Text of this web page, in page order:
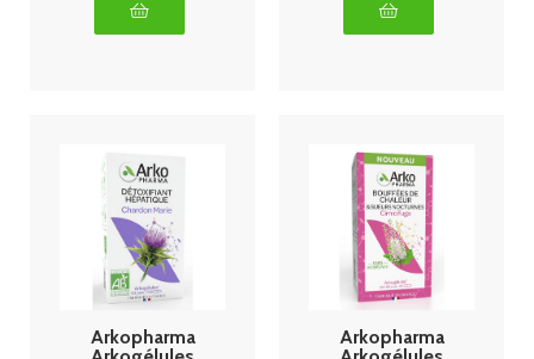
Arkopharma
Arkopharma